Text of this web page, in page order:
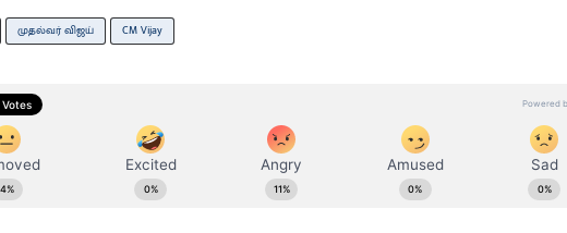
முதல்வர் விஜய் CM Vijay